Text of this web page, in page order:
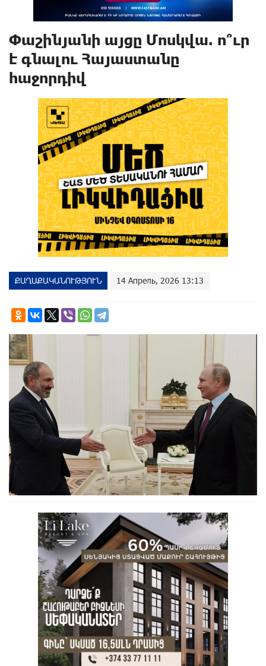
Փաշինյանի այցը Մոսկվա. ո՞ւր
է գնալու Հայաստանը
հաջորդիվ
ՔԱՂԱՔԱԿԱՆՈՒԹՅՈՒՆ 14 Апрель, 2026 13:13